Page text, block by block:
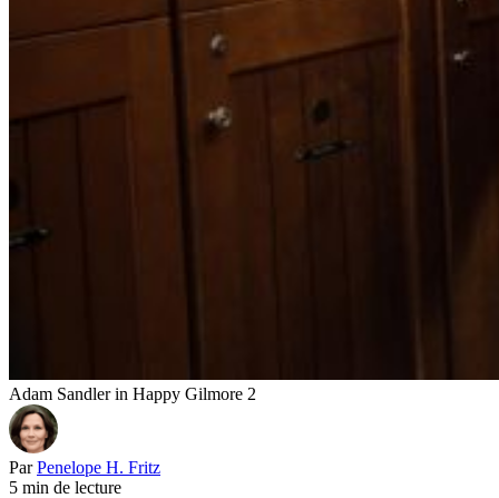
Adam Sandler in Happy Gilmore 2
Par Penelope H. Fritz
5 min de lecture